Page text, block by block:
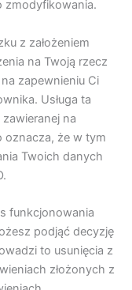
zmodyfikowania.
z założeniem
na Twoją rzecz
zapewnieniu Ci
Usługa ta
na
oznacza, że w tym
Twoich danych
funkcjonowania
podjąć decyzję
to usunięcia z
złożonych z